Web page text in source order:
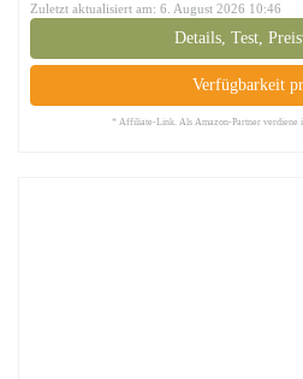
Zuletzt aktualisiert am: 6. August 2026 10:46
Details, Test,
Verfügbarkeit
* Affiliate-Link. Als Amazon-Partner verdiene